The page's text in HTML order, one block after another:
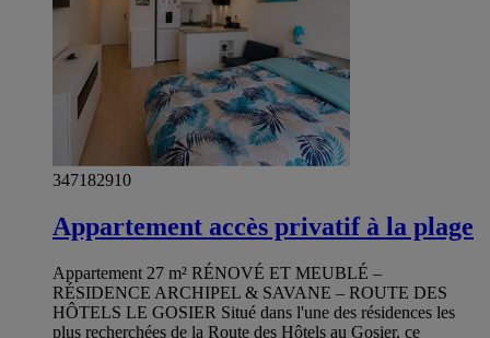
347182910
Appartement accès privatif à la plage
Appartement 27 m² RÉNOVÉ ET MEUBLÉ –
RÉSIDENCE ARCHIPEL & SAVANE – ROUTE DES
HÔTELS LE GOSIER Situé dans l'une des résidences les
plus recherchées de la Route des Hôtels au Gosier, ce